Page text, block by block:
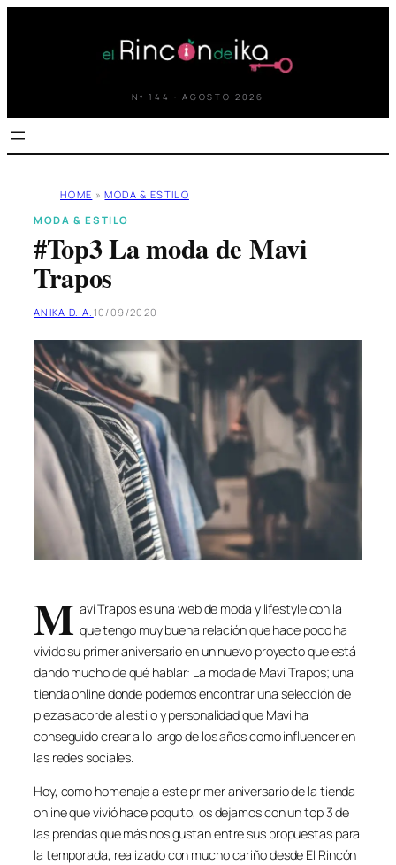
Nº 144 · AGOSTO 2026
HOME » MODA & ESTILO
MODA & ESTILO
#Top3 La moda de Mavi
Trapos
ANIKA D. A. 10/09/2020
M avi Trapos es una web de moda y lifestyle con la
que tengo muy buena relación que hace poco ha
vivido su primer aniversario en un nuevo proyecto que está
dando mucho de qué hablar: La moda de Mavi Trapos; una
tienda online donde podemos encontrar una selección de
piezas acorde al estilo y personalidad que Mavi ha
conseguido crear a lo largo de los años como influencer en
las redes sociales.
Hoy, como homenaje a este primer aniversario de la tienda
online que vivió hace poquito, os dejamos con un top 3 de
las prendas que más nos gustan entre sus propuestas para
la temporada, realizado con mucho cariño desde El Rincón